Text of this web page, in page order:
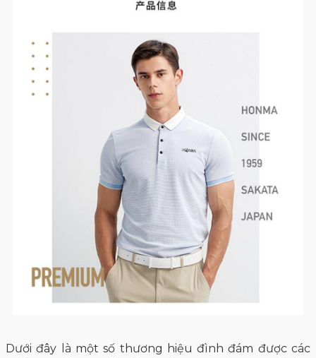
Dưới đây là một số thương hiệu đình đám được các